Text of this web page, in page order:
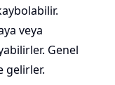
veya
Genel
gelirler.